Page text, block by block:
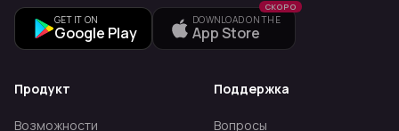
GET IT ON
Google Play
DOWNLOAD ON THE
App Store
СКОРО
Продукт
Возможности
Поддержка
Вопросы